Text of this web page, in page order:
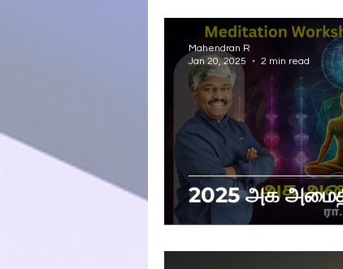
2025 அக அமைதி
Mahendran R
Jan 20, 2025
2 min read